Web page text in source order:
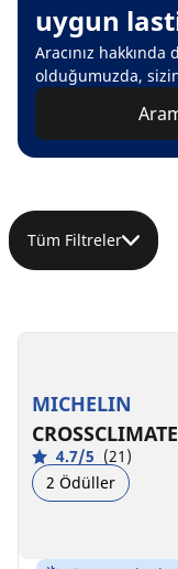
uygun
Aracınız
olduğumuzda,
Tüm Filtreler
MICHELIN
4.7/5 (21)
2 Ödüller